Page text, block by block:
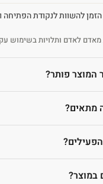
הזמן להשוות לנקודת
לאדם ותלויות בשימוש
המוצר פותר?
מתאים?